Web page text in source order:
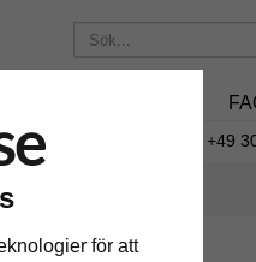
för att
du beställer. +49